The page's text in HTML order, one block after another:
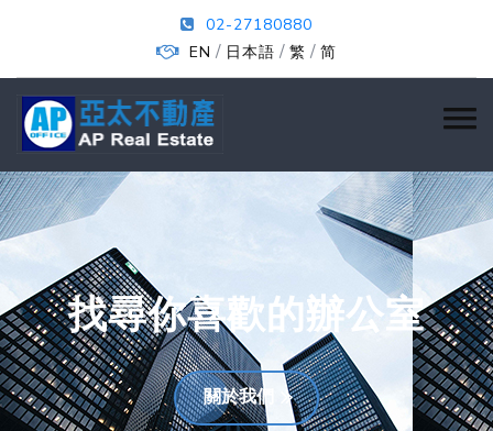
02-27180880
EN / 日本語 / 繁 / 简
找尋你喜歡的辦公室
關於我們